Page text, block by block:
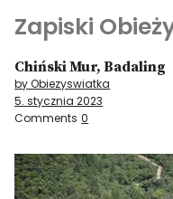
Zapiski
Podróże
Kultura i sztuka
Kątem oka
Chiński Mur, Badaling
by Obiezyswiatka
5. stycznia 2023
Comments 0